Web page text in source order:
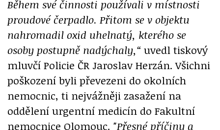
Během své činnosti používali v místnosti
proudové čerpadlo. Přitom se v objektu
nahromadil oxid uhelnatý, kterého se
osoby postupně nadýchaly,“ uvedl tiskový
mluvčí Policie ČR Jaroslav Herzán. Všichni
poškození byli převezeni do okolních
nemocnic, ti nejvážněji zasažení na
oddělení urgentní medicín do Fakultní
nemocnice Olomouc. "Přesné příčiny a